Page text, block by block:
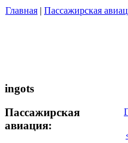
Главная | Пассажирская
ingots
Пассажирская
авиация: